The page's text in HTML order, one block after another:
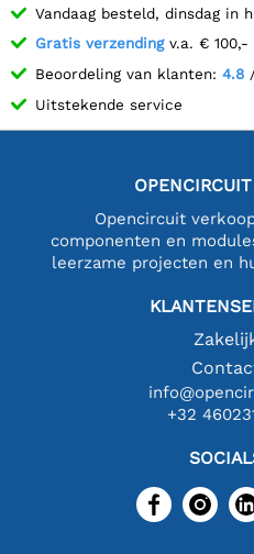
Vandaag besteld, dinsdag in
Gratis verzendingv.a. € 100,-
Beoordeling van klanten: 4.8
Uitstekende service
Opencircuit
componenten en
leerzame projecten en
+32